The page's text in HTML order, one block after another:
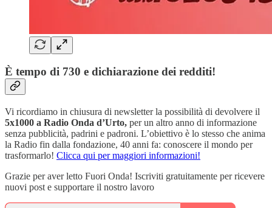
È tempo di 730 e dichiarazione dei redditi!
Vi ricordiamo in chiusura di newsletter la possibilità di devolvere il
5x1000 a Radio Onda d’Urto, per un altro anno di informazione
senza pubblicità, padrini e padroni. L’obiettivo è lo stesso che anima
la Radio fin dalla fondazione, 40 anni fa: conoscere il mondo per
trasformarlo! Clicca qui per maggiori informazioni!
Grazie per aver letto Fuori Onda! Iscriviti gratuitamente per ricevere
nuovi post e supportare il nostro lavoro